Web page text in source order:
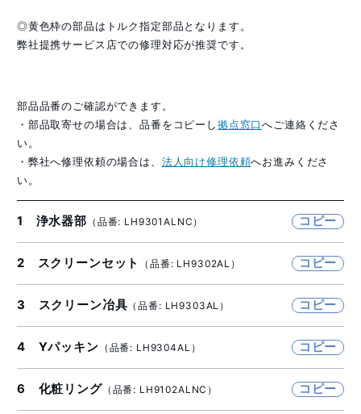
◎黄色枠の部品はトルク指定部品となります。
弊社提携サービス店での修理対応が推奨です。
部品品番のご確認ができます。
・部品取寄せの場合は、品番をコピーし拠点窓口へご連絡くださ
い。
・弊社へ修理依頼の場合は、 法人向け修理依頼へお進みくださ
い。
1 浄水器部 （品番: LH9301ALNC） コピー
2 スクリーンセット （品番: LH9302AL） コピー
3 スクリーン冶具 （品番: LH9303AL） コピー
4 Yパッキン （品番: LH9304AL） コピー
6 化粧リング（品番: LH9102ALNC） コピー